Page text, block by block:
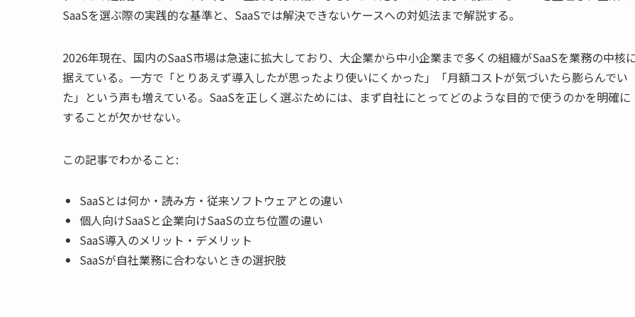
SaaSを選ぶ際の実践的な基準と、SaaSでは解決できないケースへの対処法まで解説する。
2026年現在、国内のSaaS市場は急速に拡大しており、大企業から中小企業まで多くの組織がSaaSを業務の中核
据えている。一方で「とりあえず導入したが思ったより使いにくかった」「月額コストが気づいたら膨らんでい
た」という声も増えている。SaaSを正しく選ぶためには、まず自社にとってどのような目的で使うのかを明確に
することが欠かせない。
この記事でわかること:
SaaSとは何か・読み方・従来ソフトウェアとの違い
個人向けSaaSと企業向けSaaSの立ち位置の違い
SaaS導入のメリット・デメリット
SaaSが自社業務に合わないときの選択肢